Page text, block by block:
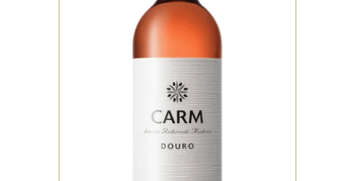
ROSÉ
Un rosé élégant et
aromatique, aux notes de
fraise, framboise et violette.
La bouche est fra